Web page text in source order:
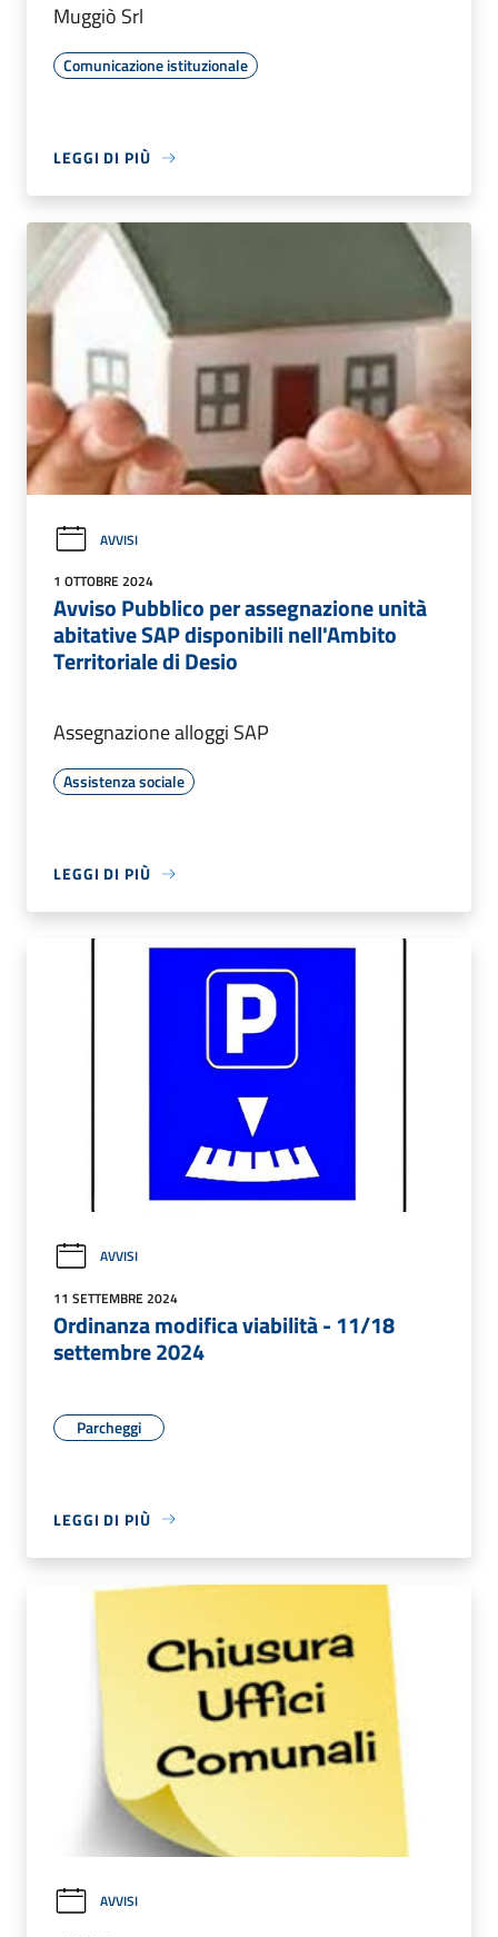
Muggiò Srl
Comunicazione istituzionale
LEGGI DI PIÙ
AVVISI
1 OTTOBRE 2024
Avviso Pubblico per assegnazione unità
abitative SAP disponibili nell'Ambito
Territoriale di Desio
Assegnazione alloggi SAP
Assistenza sociale
LEGGI DI PIÙ
AVVISI
11 SETTEMBRE 2024
Ordinanza modifica viabilità - 11/18
settembre 2024
Parcheggi
LEGGI DI PIÙ
AVVISI